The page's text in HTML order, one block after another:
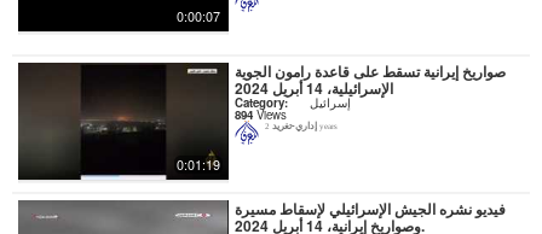
0:00:07
0:01:19
صواريخ إيرانية تسقط على قاعدة رامون الجوية
الإسرائيلية، 14 أبريل 2024
Category: إسرائيل
894 Views
إداري-تغريد 2 years
فيديو نشره الجيش الإسرائيلي لإسقاط مسيرة
وصواريخ إيرانية، 14 أبريل 2024.